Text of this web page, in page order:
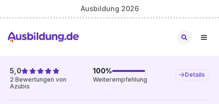
Ausbildung 2026
5,0
2 Bewertungen von
Azubis
100%
Weiterempfehlung
Details